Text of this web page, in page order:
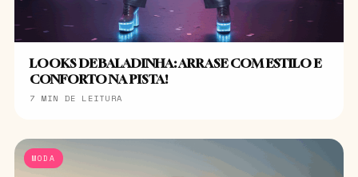
LOOKS DE BALADINHA: ARRASE COM ESTILO E
CONFORTO NA PISTA!
7 MIN DE LEITURA
MODA